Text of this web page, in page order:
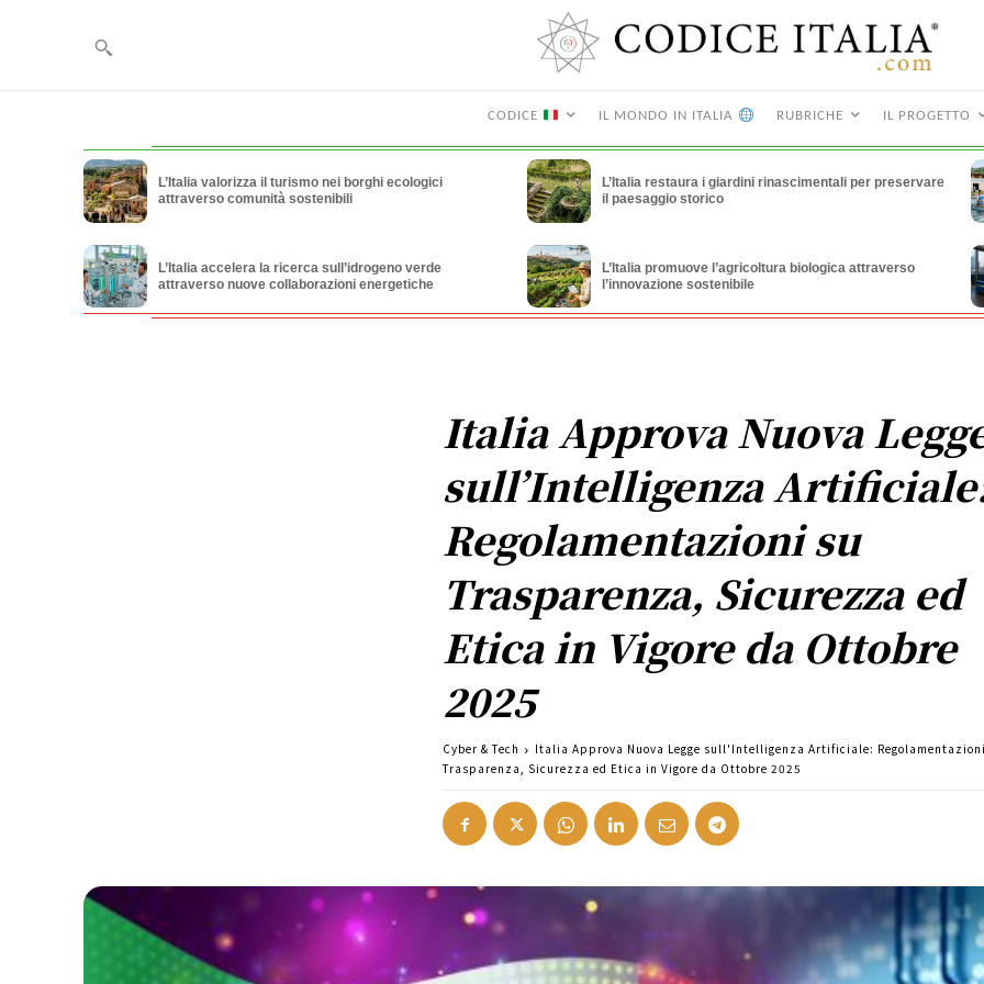
CODICE IL MONDO IN ITALIA RUBRICHE IL PROGETTO
L’Italia valorizza il turismo nei borghi ecologici
attraverso comunità sostenibili
L’Italia restaura i giardini rinascimentali per preservare
il paesaggio storico
L’Italia accelera la ricerca sull’idrogeno verde
attraverso nuove collaborazioni energetiche
L’Italia promuove l’agricoltura biologica attraverso
l’innovazione sostenibile
Italia Approva Nuova
sull’Intelligenza
Regolamentazioni su
Trasparenza, Sicurezza ed
Etica in Vigore da Ottobre
2025
Cyber & Tech
Italia Approva Nuova Legge sull'Intelligenza Artificiale:
Trasparenza, Sicurezza ed Etica in Vigore da Ottobre 2025